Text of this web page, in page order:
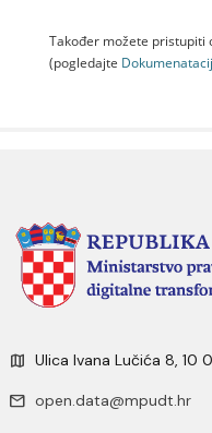
Također možete pristupiti
(pogledajte